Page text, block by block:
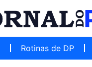
Rotinas de DP